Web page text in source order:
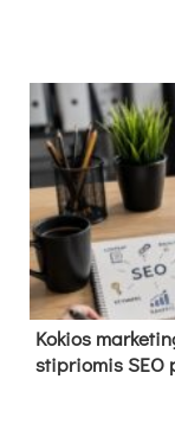
Kokios
stipriomis SEO